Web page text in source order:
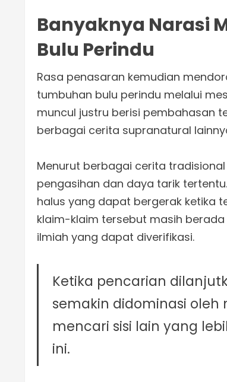
Banyaknya Narasi
Bulu Perindu
Rasa penasaran kemudian
tumbuhan bulu perindu melalui
muncul justru berisi pembahasan
berbagai cerita supranatural
Menurut berbagai cerita
pengasihan dan daya tarik
halus yang dapat bergerak ketika
klaim-klaim tersebut masih
ilmiah yang dapat diverifikasi.
Ketika pencarian
semakin didominasi oleh
mencari sisi lain yang
ini.